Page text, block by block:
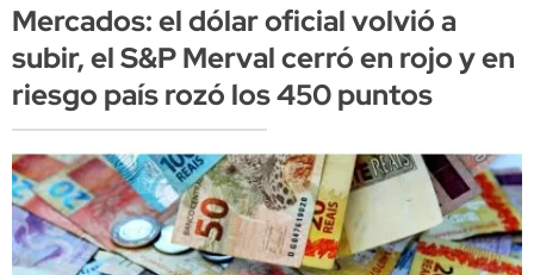
Mercados: el dólar oficial volvió a
subir, el S&P Merval cerró en rojo y en
riesgo país rozó los 450 puntos